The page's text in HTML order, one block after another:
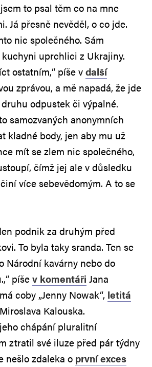
to psal těm co na mne
Já přesně nevěděl, o co jde.
nic společného. Sám
kuchyni uprchlici z Ukrajiny.
ostatním,“ píše vdalší
zprávou, a mě napadá, že jde
odpustek či výpalné.
samozvaných anonymních
kladné body, jen aby mu už
mít se zlem nic společného,
čímž jej ale v důsledku
více sebevědomým. A to se
podnik za druhým před
To byla taky sranda. Ten se
Národní kavárny nebo do
píšev komentáři Jana
coby „Jenny Nowak“, letitá
Miroslava Kalouska.
chápání pluralitní
ztratil své iluze před pár týdny
nešlo zdaleka o první exces